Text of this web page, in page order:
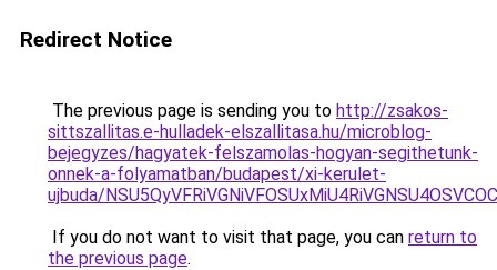
Redirect Notice
The previous page is sending you to http://zsakos-
sittszallitas.e-hulladek-elszallitasa.hu/microblog-
bejegyzes/hagyatek-felszamolas-hogyan-segithetunk-
onnek-a-folyamatban/budapest/xi-kerulet-
ujbuda/
If you do not want to visit that page, you can return to
the previous page.